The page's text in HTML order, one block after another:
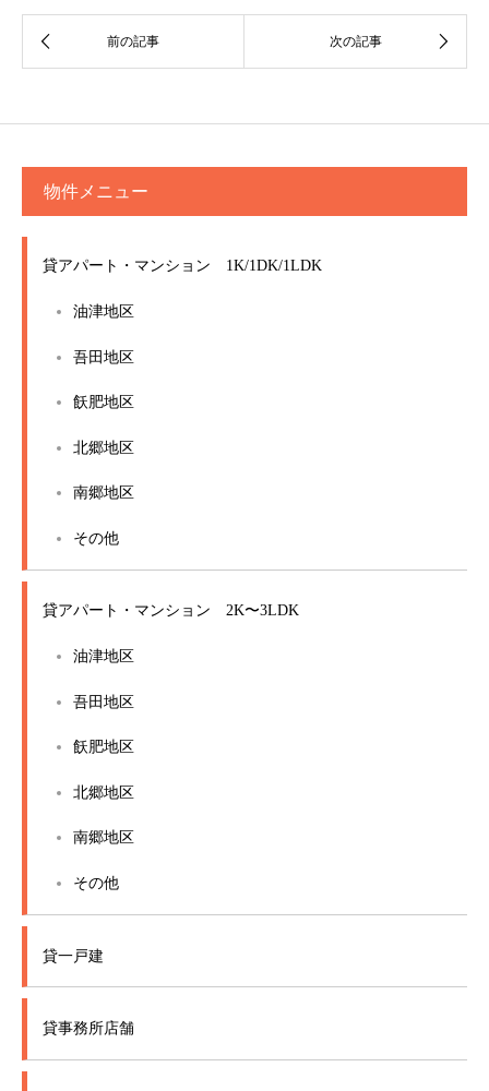
物件メニュー
貸アパート・マンション 1K/1DK/1LDK
油津地区
吾田地区
飫肥地区
北郷地区
南郷地区
その他
貸アパート・マンション 2K〜3LDK
油津地区
吾田地区
飫肥地区
北郷地区
南郷地区
その他
貸一戸建
貸事務所店舗